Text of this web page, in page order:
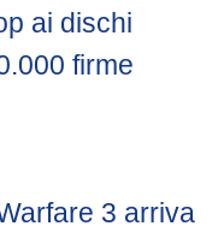
ai dischi
firme
3 arriva